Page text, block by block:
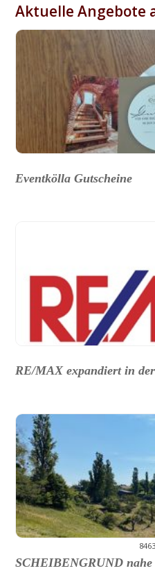
Aktuelle Angebote
Eventkölla Gutscheine
RE/MAX expandiert in
SCHEIBENGRUND